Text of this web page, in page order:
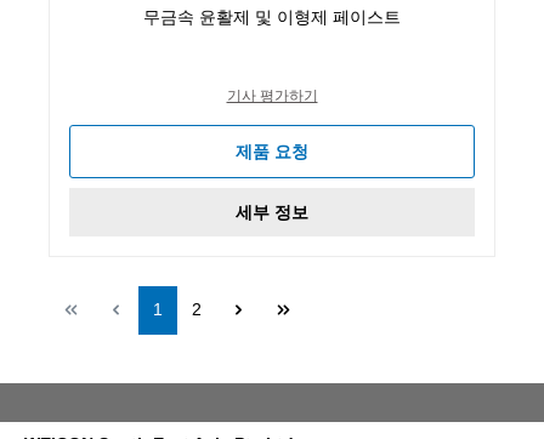
무금속 윤활제 및 이형제 페이스트
기사 평가하기
제품 요청
세부 정보
Page
1 Page
2